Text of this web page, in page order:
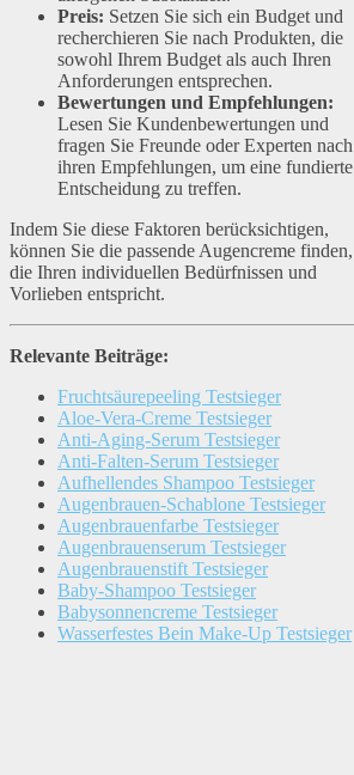
Preis: Setzen Sie sich ein Budget und
recherchieren Sie nach Produkten, die
sowohl Ihrem Budget als auch Ihren
Anforderungen entsprechen.
Bewertungen und Empfehlungen:
Lesen Sie Kundenbewertungen und
fragen Sie Freunde oder Experten nach
ihren Empfehlungen, um eine fundierte
Entscheidung zu treffen.
Indem Sie diese Faktoren berücksichtigen,
können Sie die passende Augencreme finden,
die Ihren individuellen Bedürfnissen und
Vorlieben entspricht.
Relevante Beiträge:
Fruchtsäurepeeling Testsieger
Aloe-Vera-Creme Testsieger
Anti-Aging-Serum Testsieger
Anti-Falten-Serum Testsieger
Aufhellendes Shampoo Testsieger
Augenbrauen-Schablone Testsieger
Augenbrauenfarbe Testsieger
Augenbrauenserum Testsieger
Augenbrauenstift Testsieger
Baby-Shampoo Testsieger
Babysonnencreme Testsieger
Wasserfestes Bein Make-Up Testsieger